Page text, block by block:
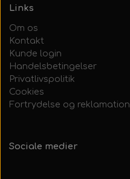
Links
Om os
Kontakt
Kunde login
Handelsbetingelser
Privatlivspolitik
Cookies
Fortrydelse og reklamation
Sociale medier